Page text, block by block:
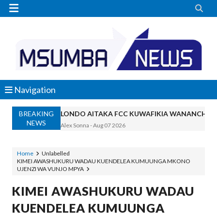
 
Navigation
BREAKING
NEWS
LONDO AITAKA FCC KUWAFIKIA WANANCHI
Alex Sonna -Aug 07 2026
TBS YASISITIZA UBORA WA BIDHAA KUWA
WAZIRI NANAUKA AIPONGEZA
Unknown - Aug 07 2026
WACHIMBAJI WADOGO NAMUNGO
Home
Unlabelled
KIMEI AWASHUKURU WADAU KUENDELEA KUMUUNGA MKONO
UJENZI WA VUNJO MPYA
KIMEI AWASHUKURU WADAU
KUENDELEA KUMUUNGA